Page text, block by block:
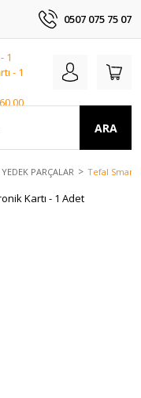
0507 075 75 07
ARA
PARÇALAR Tefal Smart